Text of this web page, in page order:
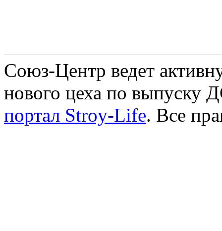
Союз-Центр ведет
нового цеха по
портал Stroy-Life. Все